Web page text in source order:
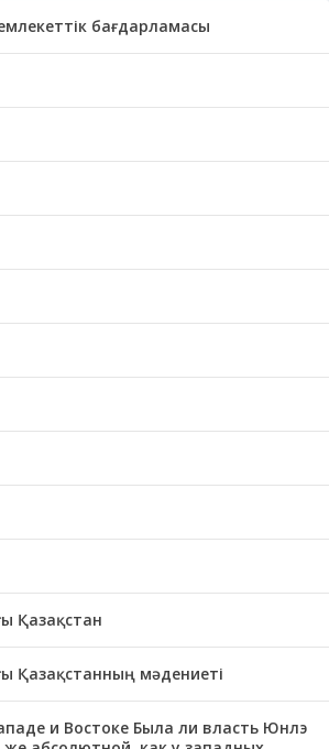
бағдарламасы
Қазақстан
Қазақстанның мәдениеті
и Востоке Была ли власть Юнлэ